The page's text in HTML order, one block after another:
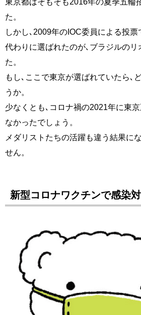
東京都はそもそも2016年の夏季五輪
た。
しかし､2009年のIOC委員による投票
代わりに選ばれたのが､ブラジルのリ
た。
もし､ここで東京が選ばれていたら､
うか。
少なくとも､コロナ禍の2021年に東
なかったでしょう。
メダリストたちの活躍も違う結果に
せん。
新型コロナワクチンで感染